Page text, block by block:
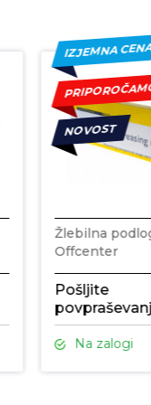
IZJEMNA
NOVOST
Žlebilna
Offcenter
Pošljite
Na zalogi